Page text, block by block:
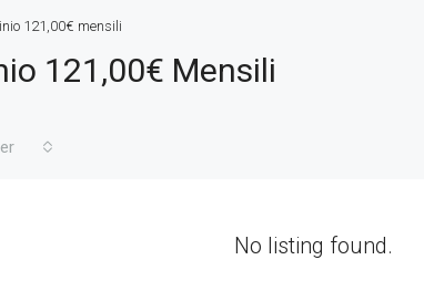
121,00€ mensili
121,00€ Mensili
No listing found.